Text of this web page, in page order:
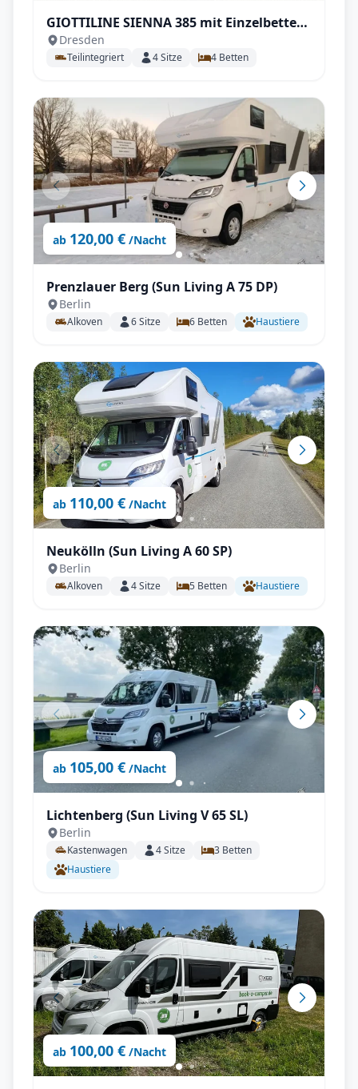
GIOTTILINE SIENNA 385 mit Einzelbetten,
Isofix uvm,
Dresden
Teilintegriert 4Sitze 4 Betten
ab 120,00 € /Nacht
Prenzlauer Berg (Sun Living A 75 DP)
Berlin
Alkoven 6Sitze 6 Betten Haustiere
ab 110,00 € /Nacht
Neukölln (Sun Living A 60 SP)
Berlin
Alkoven 4Sitze 5 Betten Haustiere
ab 105,00 € /Nacht
Lichtenberg (Sun Living V 65 SL)
Berlin
Kastenwagen 4Sitze 3 Betten
Haustiere
ab 100,00 € /Nacht